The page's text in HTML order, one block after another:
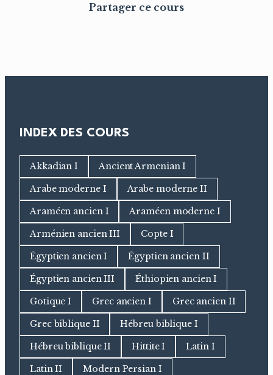
Partager ce cours
INDEX DES COURS
Akkadian I Ancient Armenian I
Arabe moderne I Arabe moderne II
Araméen ancien I Araméen moderne I
Arménien ancien III Copte I
Égyptien ancien I Égyptien ancien II
Égyptien ancien III Éthiopien ancien I
Gotique I Grec ancien I Grec ancien II
Grec biblique II Hébreu biblique I
Hébreu biblique II Hittite I Latin I
Latin II Modern Persian I